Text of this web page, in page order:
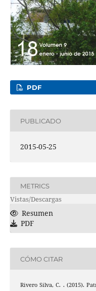
PDF
PUBLICADO
2015-05-25
METRICS
Vistas/Descargas
Resumen
PDF
CÓMO CITAR
Rivero Silva, C. . (2015).